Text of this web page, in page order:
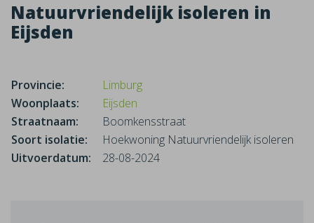
Natuurvriendelijk isoleren in
Eijsden
Provincie:
Limburg
Woonplaats:
Eijsden
Straatnaam:
Boomkensstraat
Soort isolatie:
Hoekwoning Natuurvriendelijk isoleren
Uitvoerdatum:
28-08-2024